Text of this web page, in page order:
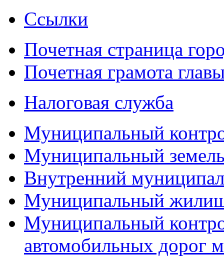
Ссылки
Почетная страница
Почетная грамота
Налоговая служба
Муниципальный
Муниципальный
Внутренний
Муниципальный
Муниципальный
автомобильных дорог